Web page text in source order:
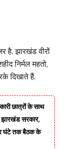
है. झारखंड वीरों
निर्मल महतो,
दिखाते हैं.
छात्रों के साथ
झारखंड सरकार,
घंटे तक बैठक के